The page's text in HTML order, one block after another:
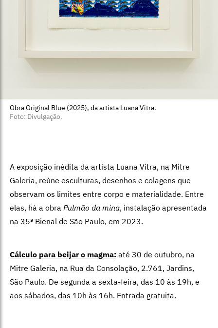
Obra Original Blue (2025), da artista Luana Vitra.
Foto: Divulgação.
A exposição inédita da artista Luana Vitra, na Mitre
Galeria, reúne esculturas, desenhos e colagens que
observam os limites entre corpo e materialidade. Entre
elas, há a obra Pulmão da mina, instalação apresentada
na 35ª Bienal de São Paulo, em 2023.
Cálculo para beijar o magma: até 30 de outubro, na
Mitre Galeria, na Rua da Consolação, 2.761, Jardins,
São Paulo. De segunda a sexta-feira, das 10 às 19h, e
aos sábados, das 10h às 16h. Entrada gratuita.